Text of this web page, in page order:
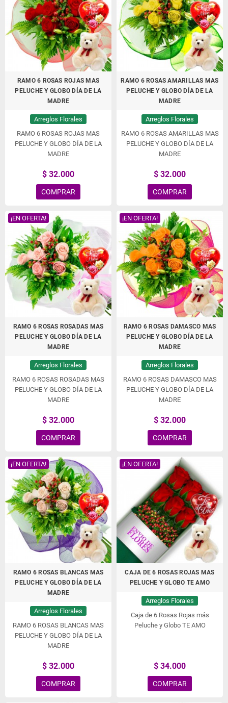
RAMO 6 ROSAS ROJAS MAS
PELUCHE Y GLOBO DÍA DE LA
MADRE
Arreglos Florales
RAMO 6 ROSAS ROJAS MAS
PELUCHE Y GLOBO DÍA DE LA
MADRE
$ 32.000
COMPRAR
RAMO 6 ROSAS AMARILLAS MAS
PELUCHE Y GLOBO DÍA DE LA
MADRE
Arreglos Florales
RAMO 6 ROSAS AMARILLAS MAS
PELUCHE Y GLOBO DÍA DE LA
MADRE
$ 32.000
COMPRAR
¡EN OFERTA!
RAMO 6 ROSAS ROSADAS MAS
PELUCHE Y GLOBO DÍA DE LA
MADRE
Arreglos Florales
RAMO 6 ROSAS ROSADAS MAS
PELUCHE Y GLOBO DÍA DE LA
MADRE
$ 32.000
COMPRAR
¡EN OFERTA!
RAMO 6 ROSAS DAMASCO MAS
PELUCHE Y GLOBO DÍA DE LA
MADRE
Arreglos Florales
RAMO 6 ROSAS DAMASCO MAS
PELUCHE Y GLOBO DÍA DE LA
MADRE
$ 32.000
COMPRAR
¡EN OFERTA!
RAMO 6 ROSAS BLANCAS MAS
PELUCHE Y GLOBO DÍA DE LA
MADRE
Arreglos Florales
RAMO 6 ROSAS BLANCAS MAS
PELUCHE Y GLOBO DÍA DE LA
MADRE
$ 32.000
COMPRAR
¡EN OFERTA!
CAJA DE 6 ROSAS ROJAS MAS
PELUCHE Y GLOBO TE AMO
Arreglos Florales
Caja de 6 Rosas Rojas más
Peluche y Globo TE AMO
$ 34.000
COMPRAR